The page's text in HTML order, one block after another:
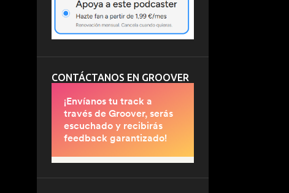
CONTÁCTANOS EN GROOVER